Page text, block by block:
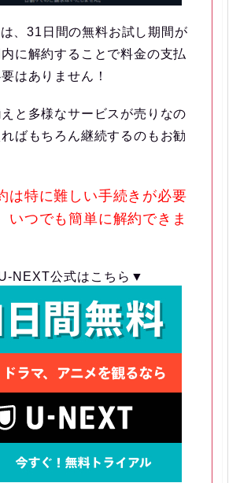
、31日間の無料お試し期間が
に解約することで料金の支払
はありません！
と多様なサービスが売りなの
ばもちろん継続するのもお勧
は特に難しい手続きが必要
いつでも簡単に解約できま
NEXT公式はこちら▼